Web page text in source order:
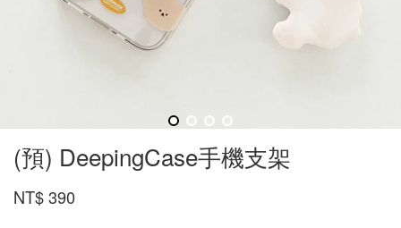
(預) DeepingCase手機支架
NT$ 390